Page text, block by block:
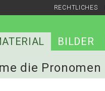
RECHTLICHES
BILDER
die Pronomen